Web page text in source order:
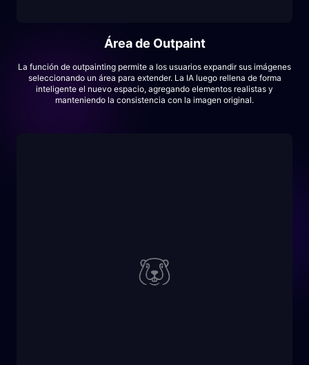
Área de Outpaint
La función de outpainting permite a los usuarios expandir sus imágenes
seleccionando un área para extender. La IA luego rellena de forma
inteligente el nuevo espacio, agregando elementos realistas y
manteniendo la consistencia con la imagen original.